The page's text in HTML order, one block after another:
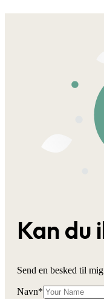
Kan du
Send en besked til
Navn*